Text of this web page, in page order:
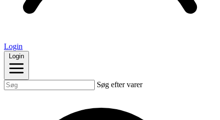
Login
Login
Søg efter varer